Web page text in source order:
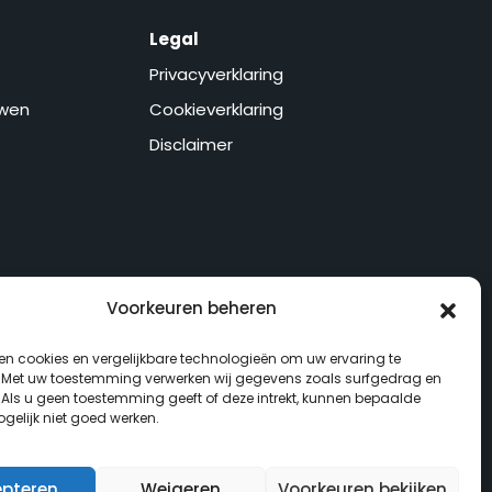
Voorkeuren beheren
cookies en vergelijkbare technologieën om uw ervaring te
Met uw toestemming verwerken wij gegevens zoals surfgedrag en
Als u geen toestemming geeft of deze intrekt, kunnen bepaalde
niet goed werken.
per
Legal
Privacyverklaring
Cookieverklaring
Disclaimer